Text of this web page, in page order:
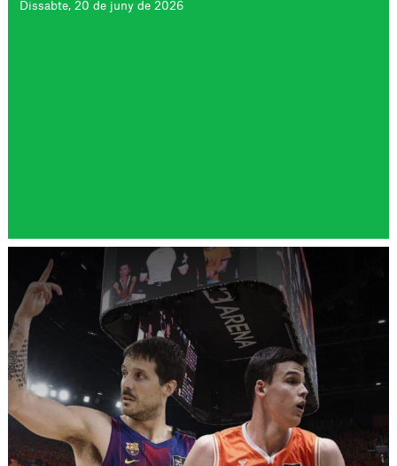
Dissabte, 20 de juny de 2026